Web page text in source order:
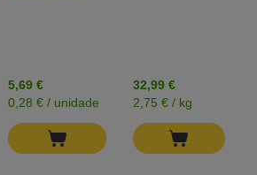
5,69 €
0,28 € / unidade
32,99 €
2,75 € / kg